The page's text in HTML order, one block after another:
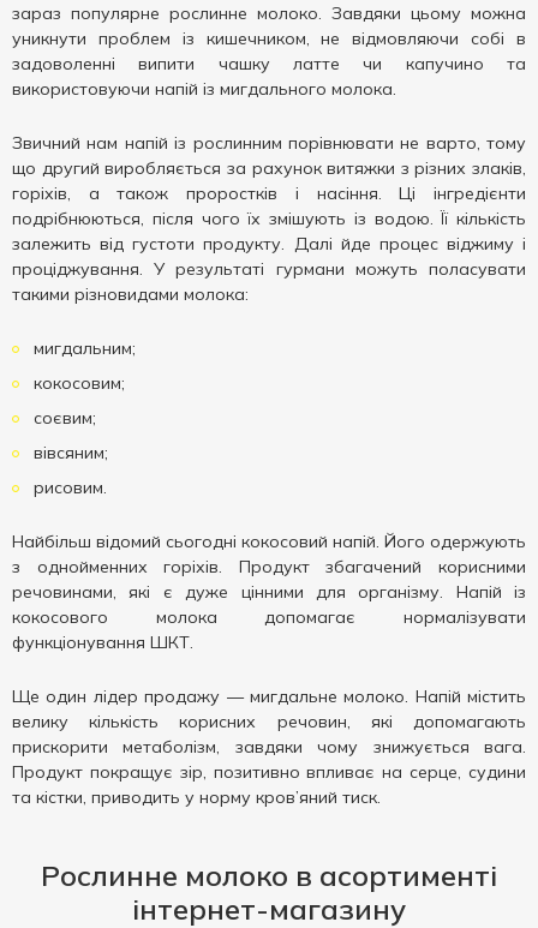
зараз популярне рослинне молоко. Завдяки цьому можна
уникнути проблем із кишечником, не відмовляючи собі в
задоволенні випити чашку латте чи капучино та
використовуючи напій із мигдального молока.
Звичний нам напій із рослинним порівнювати не варто, тому
що другий виробляється за рахунок витяжки з різних злаків,
горіхів, а також проростків і насіння. Ці інгредієнти
подрібнюються, після чого їх змішують із водою. Її кількість
залежить від густоти продукту. Далі йде процес віджиму і
проціджування. У результаті гурмани можуть поласувати
такими різновидами молока:
мигдальним;
кокосовим;
соєвим;
вівсяним;
рисовим.
Найбільш відомий сьогодні кокосовий напій. Його одержують
з однойменних горіхів. Продукт збагачений корисними
речовинами, які є дуже цінними для організму. Напій із
кокосового молока допомагає нормалізувати
функціонування ШКТ.
Ще один лідер продажу — мигдальне молоко. Напій містить
велику кількість корисних речовин, які допомагають
прискорити метаболізм, завдяки чому знижується вага.
Продукт покращує зір, позитивно впливає на серце, судини
та кістки, приводить у норму кров’яний тиск.
Рослинне молоко в асортименті
інтернет-магазину